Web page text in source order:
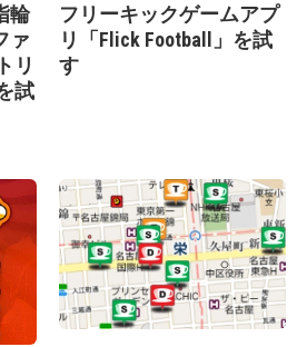
輪
ァ
リ
試
フリーキックゲームアプ
リ「Flick Football」を試
す